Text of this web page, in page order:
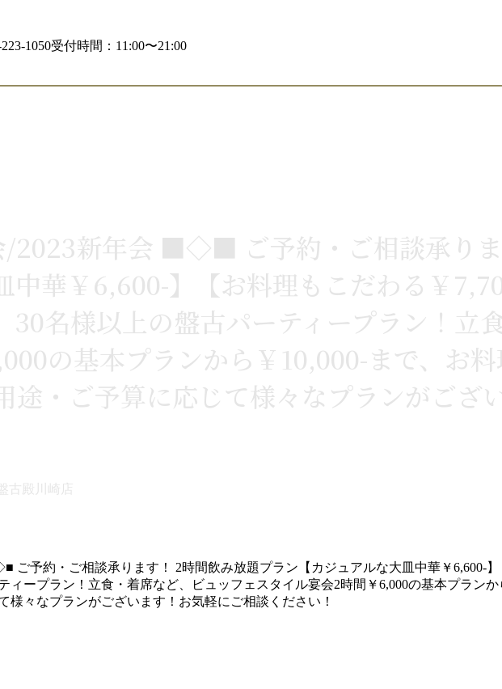
1050受付時間：11:00〜21:00
新年会 ■◇■ ご予約・ご相談承りま
中華￥6,600-】【お料理もこだわる￥
30名様以上の盤古パーティープラン！立
の基本プランから￥10,000-まで、お
途・ご予算に応じて様々なプランがござ
古殿川崎店
ご予約・ご相談承ります！ 2時間飲み放題プラン【カジュアルな大皿中華￥6,600-
ィープラン！立食・着席など、ビュッフェスタイル宴会2時間￥6,000の基本プラン
様々なプランがございます！お気軽にご相談ください！